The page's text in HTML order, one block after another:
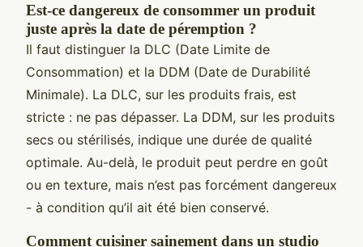
Est-ce dangereux de consommer un produit
juste après la date de péremption ?
Il faut distinguer la DLC (Date Limite de
Consommation) et la DDM (Date de Durabilité
Minimale). La DLC, sur les produits frais, est
stricte : ne pas dépasser. La DDM, sur les produits
secs ou stérilisés, indique une durée de qualité
optimale. Au-delà, le produit peut perdre en goût
ou en texture, mais n’est pas forcément dangereux
- à condition qu’il ait été bien conservé.
Comment cuisiner sainement dans un studio